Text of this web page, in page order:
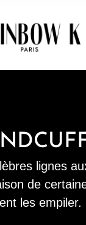
lignes
de
les empiler.